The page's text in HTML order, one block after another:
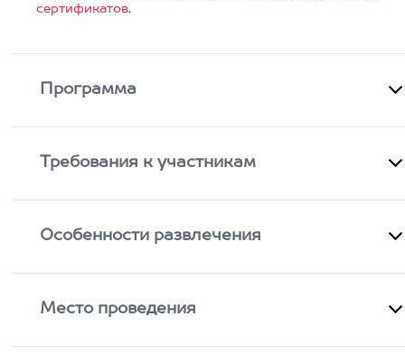
сертификатов.
Программа
Требования к участникам
Особенности развлечения
Место проведения